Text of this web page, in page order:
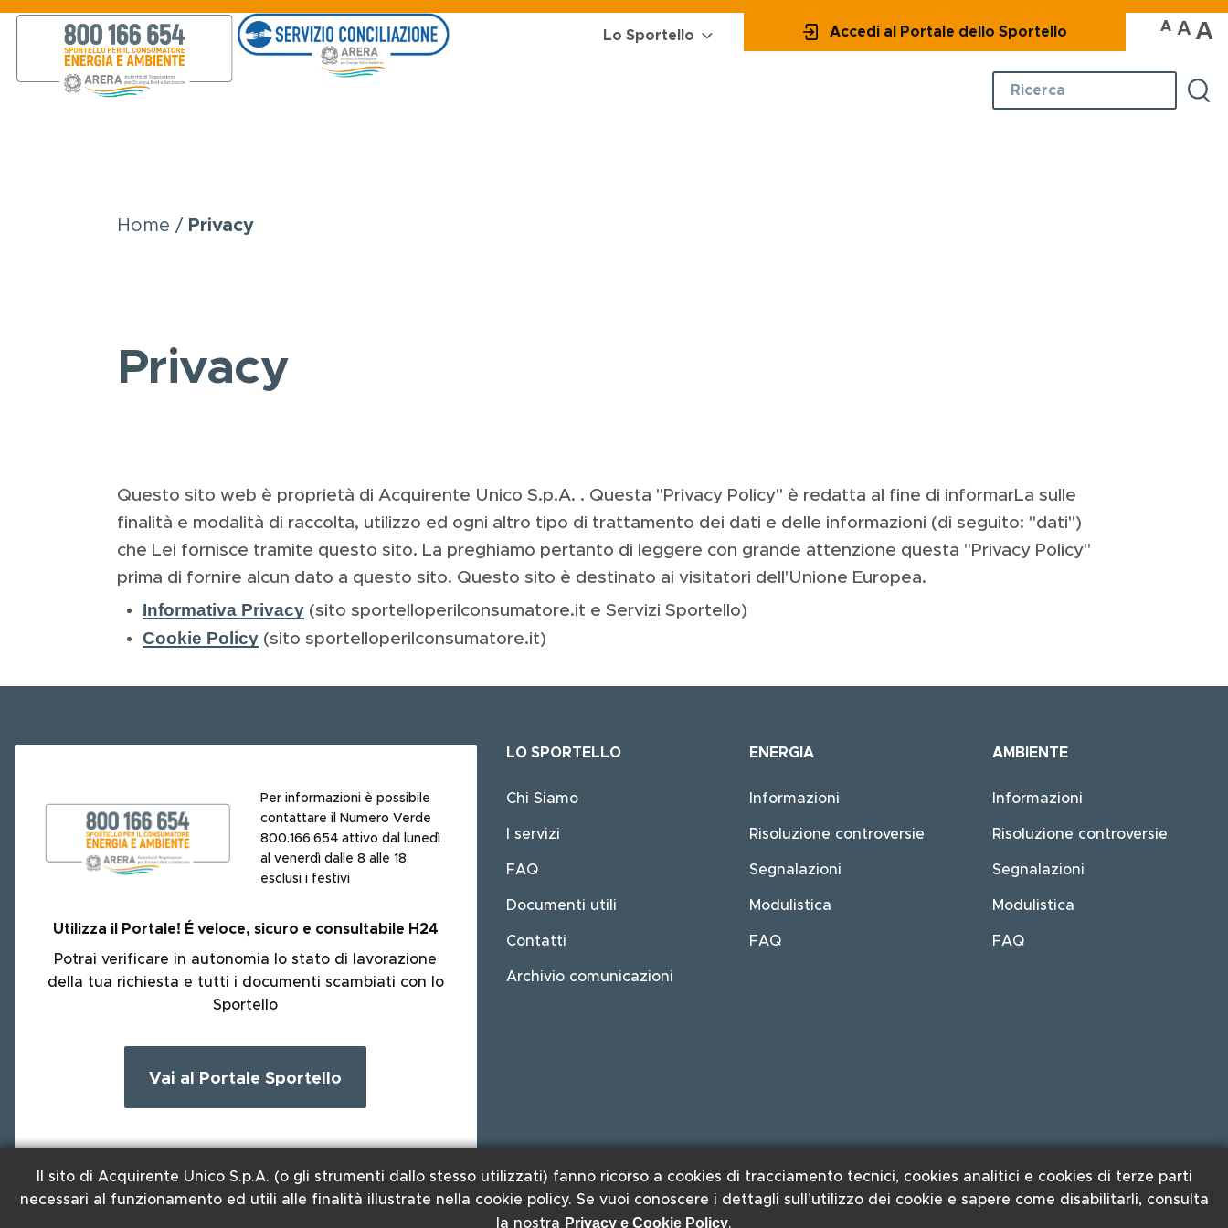
Il sito di Acquirente Unico S.p.A. (o gli strumenti dallo stesso utilizzati) fanno ricorso a cookies di tracciamento tecnici, cookies analitici e cookies di terze parti
necessari al funzionamento ed utili alle finalità illustrate nella cookie policy. Se vuoi conoscere i dettagli sull’utilizzo dei cookie e sapere come disabilitarli, consulta
la nostra Privacy e Cookie Policy.
MainLo Sportello Energia Ambiente
online
Accedi al Portale dello Sportello A A A
Home Privacy
Privacy
Questo sito web è proprietà di Acquirente Unico S.p.A. . Questa "Privacy Policy" è redatta al fine di informarLa sulle
finalità e modalità di raccolta, utilizzo ed ogni altro tipo di trattamento dei dati e delle informazioni (di seguito: "dati")
che Lei fornisce tramite questo sito. La preghiamo pertanto di leggere con grande attenzione questa "Privacy Policy"
prima di fornire alcun dato a questo sito. Questo sito è destinato ai visitatori dell'Unione Europea.
Informativa Privacy (sito sportelloperilconsumatore.it e Servizi Sportello)
Cookie Policy (sito sportelloperilconsumatore.it)
Per informazioni è possibile
contattare il Numero Verde
800.166.654 attivo dal lunedì
al venerdì dalle 8 alle 18,
esclusi i festivi
Utilizza il Portale! Éveloce, sicuro e consultabile H24
Potrai verificare in autonomia lo stato di lavorazione
della tua richiesta e tutti i documenti scambiati con lo
Sportello
Vai al Portale Sportello
LO SPORTELLO
Chi Siamo
I servizi
FAQ
Documenti utili
Contatti
Archivio comunicazioni
ENERGIA
Informazioni
Risoluzione controversie
Segnalazioni
Modulistica
FAQ
AMBIENTE
Informazioni
Risoluzione controversie
Segnalazioni
Modulistica
FAQ